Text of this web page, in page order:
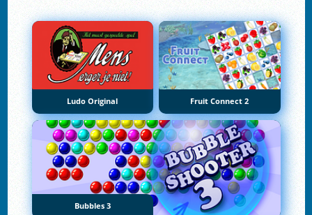
Ludo Original Fruit Connect 2
Bubbles 3